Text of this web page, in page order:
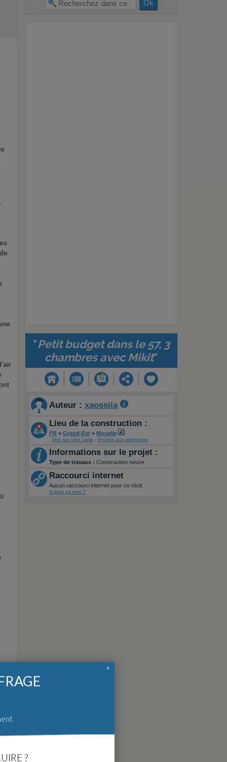
"Petit budget dans le 57, 3
chambres avec Mikit"
Auteur : xaossiia
Lieu de la construction :
FR > Grand-Est > Moselle
Voir sur une carte - Projets aux alentours
Informations sur le projet :
Type de travaux : Construction neuve
Raccourci internet
Aucun raccourci internet pour ce récit.
A quoi ça sert ?
?
×